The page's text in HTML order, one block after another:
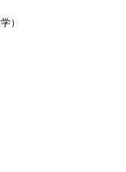
）